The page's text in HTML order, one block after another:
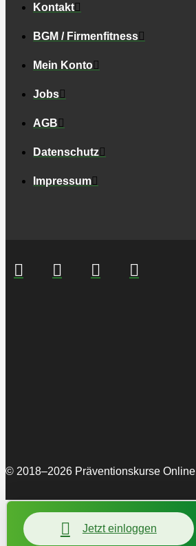
Kontakt
BGM / Firmenfitness
Mein Konto
Jobs
AGB
Datenschutz
Impressum
© 2018–2026 Präventionskurse Online
Jetzt einloggen